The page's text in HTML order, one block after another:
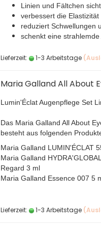
Linien und Fältchen
verbessert die Elastizität
reduziert Schwellungen
schenkt eine
Lieferzeit: 1-3 Arbeitstage
Maria Galland All About
Lumin'Éclat Augenpflege Set
Das Maria Galland All About
besteht aus folgenden
Maria Galland LUMIN'ÉCLAT
Maria Galland
Regard 3 ml
Maria Galland Essence 007 5
Lieferzeit: 1-3 Arbeitstage